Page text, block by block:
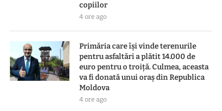
copiilor
4 ore ago
Primăria care își vinde terenurile
pentru asfaltări a plătit 14.000 de
euro pentru o troiță. Culmea, aceasta
va fi donată unui oraș din Republica
Moldova
4 ore ago